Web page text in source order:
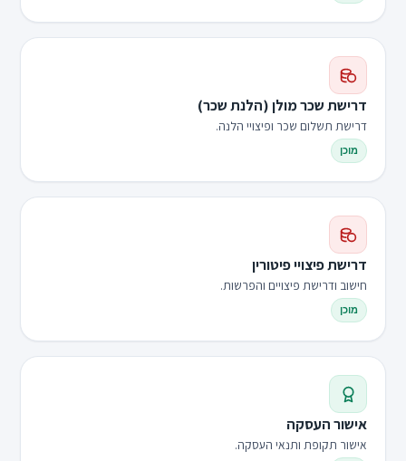
דרישת שכר מולן (הלנת שכר)
דרישת תשלום שכר ופיצויי הלנה.
מוכן
דרישת פיצויי פיטורין
חישוב ודרישת פיצויים והפרשות.
מוכן
אישור העסקה
אישור תקופת ותנאי העסקה.